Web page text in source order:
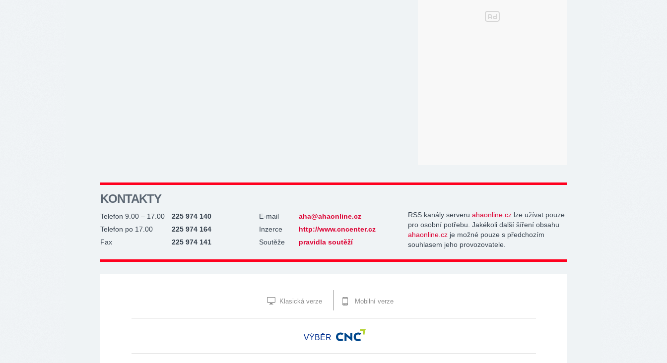
KONTAKTY
Telefon 9.00 – 17.00
225 974 140
Telefon po 17.00
225 974 164
Fax
225 974 141
E-mail
aha@ahaonline.cz
Inzerce
http://www.cncenter.cz
Soutěže
pravidla soutěží
RSS kanály serveru ahaonline.cz lze užívat pouze
pro osobní potřebu. Jakékoli další šíření obsahu
ahaonline.cz je možné pouze s předchozím
souhlasem jeho provozovatele.
Klasická verze Mobilní verze
VÝBĚR